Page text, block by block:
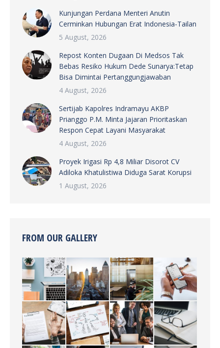
Kunjungan Perdana Menteri Anutin
Cerminkan Hubungan Erat Indonesia-Tailan
5 August, 2026
Repost Konten Dugaan Di Medsos Tak
Bebas Resiko Hukum Dede Sunarya:Tetap
Bisa Dimintai Pertanggungjawaban
4 August, 2026
Sertijab Kapolres Indramayu AKBP
Prianggo P.M. Minta Jajaran Prioritaskan
Respon Cepat Layani Masyarakat
4 August, 2026
Proyek Irigasi Rp 4,8 Miliar Disorot CV
Adiloka Khatulistiwa Diduga Sarat Korupsi
1 August, 2026
FROM OUR GALLERY